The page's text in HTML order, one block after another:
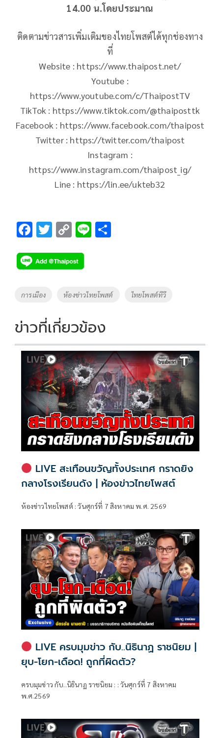
14.00 น.โดยประมาณ
ติดตามข่าวสารเพิ่มเติมของไทยโพสต์ได้ทุกช่องทาง
ที่
Website : https://www.thaipost.net/
Youtube :
https://www.youtube.com/c/ThaipostTV
TikTok : https://www.tiktok.com/@thaiposttk
Facebook : https://www.facebook.com/thaipost
Twitter : https://twitter.com/thaipost
Instagram :
https://www.instagram.com/thaipost_ig/
Line : https://lin.ee/ukteb32
F
e
b
o
k
T
tt
er
C
p
y
Li
k
Li
Tags
การเมือง ห้องข่าวไทยโพสต์ ไทยโพสต์ทีวี
ข่าวที่เกี่ยวข้อง
LIVE สะเทือนขวัญทั้งประเทศ กราดยิง
กลางโรงเรียนดัง | ห้องข่าวไทยโพสต์
ห้องข่าวไทยโพสต์ : วันศุกร์ที่ 7 สิงหาคม พ.ศ. 2569
LIVE ครบมุมข่าว กับ..นิธินาฏ ราชนิยม |
ยุบ-โยก-เดือด! ถูกที่ผิดตัว?
ครบมุมข่าว กับ..นิธินาฏ ราชนิยม : : วันศุกร์ที่ 7 สิงหาคม
พ.ศ.2569